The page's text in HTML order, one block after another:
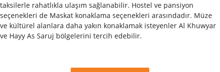
taksilerle rahatlıkla ulaşım sağlanabilir. Hostel ve pansiyon
seçenekleri de Maskat konaklama seçenekleri arasındadır. Müze
ve kültürel alanlara daha yakın konaklamak isteyenler Al Khuwyar
ve Hayy As Saruj bölgelerini tercih edebilir.